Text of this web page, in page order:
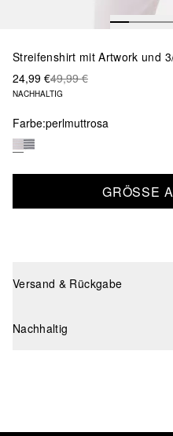
Streifenshirt mit Artwork und
24,99 €49,99 €
NACHHALTIG
Farbe:perlmuttrosa
GRÖSSE
Versand & Rückgabe
Nachhaltig